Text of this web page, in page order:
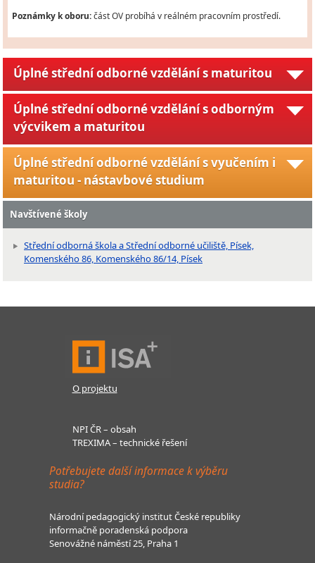
Poznámky k oboru:část OV probíhá v reálném pracovním prostředí.
Úplné střední odborné vzdělání s maturitou
Úplné střední odborné vzdělání s odborným
výcvikem a maturitou
Úplné střední odborné vzdělání s vyučením i
maturitou - nástavbové studium
Navštívené školy
Střední odborná škola a Střední odborné učiliště, Písek,
Komenského 86, Komenského 86/14, Písek
O projektu
NPI ČR – obsah
TREXIMA – technické řešení
Potřebujete další informace k výběru
studia?
Národní pedagogický institut České republiky
informačně poradenská podpora
Senovážné náměstí 25, Praha 1